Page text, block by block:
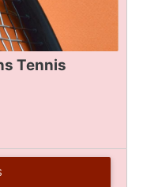
Tennis